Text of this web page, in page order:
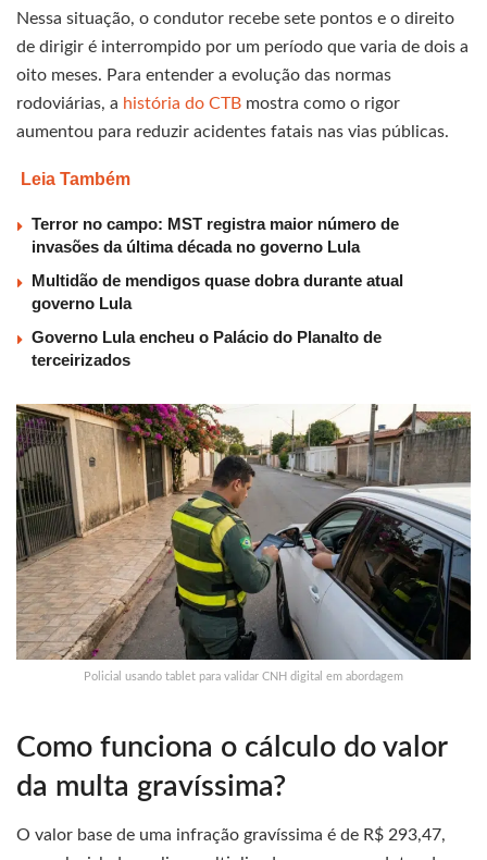
Nessa situação, o condutor recebe sete pontos e o direito
de dirigir é interrompido por um período que varia de dois a
oito meses. Para entender a evolução das normas
rodoviárias, a história do CTB mostra como o rigor
aumentou para reduzir acidentes fatais nas vias públicas.
Leia Também
Terror no campo: MST registra maior número de
invasões da última década no governo Lula
Multidão de mendigos quase dobra durante atual
governo Lula
Governo Lula encheu o Palácio do Planalto de
terceirizados
Policial usando tablet para validar CNH digital em abordagem
Como funciona o cálculo do valor
da multa gravíssima?
O valor base de uma infração gravíssima é de R$ 293,47,